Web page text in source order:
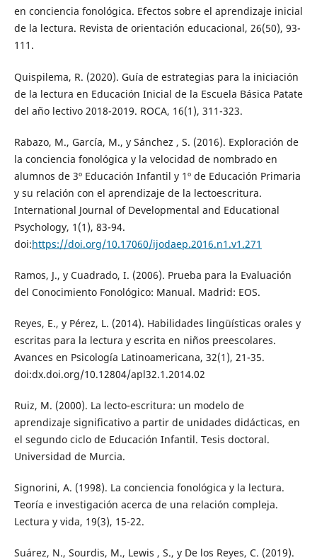
en conciencia fonológica. Efectos sobre el aprendizaje inicial
de la lectura. Revista de orientación educacional, 26(50), 93-
111.
Quispilema, R. (2020). Guía de estrategias para la iniciación
de la lectura en Educación Inicial de la Escuela Básica Patate
del año lectivo 2018-2019. ROCA, 16(1), 311-323.
Rabazo, M., García, M., y Sánchez , S. (2016). Exploración de
la conciencia fonológica y la velocidad de nombrado en
alumnos de 3º Educación Infantil y 1º de Educación Primaria
y su relación con el aprendizaje de la lectoescritura.
International Journal of Developmental and Educational
Psychology, 1(1), 83-94.
doi:https://doi.org/10.17060/ijodaep.2016.n1.v1.271
Ramos, J., y Cuadrado, I. (2006). Prueba para la Evaluación
del Conocimiento Fonológico: Manual. Madrid: EOS.
Reyes, E., y Pérez, L. (2014). Habilidades lingüísticas orales y
escritas para la lectura y escrita en niños preescolares.
Avances en Psicología Latinoamericana, 32(1), 21-35.
doi:dx.doi.org/10.12804/apl32.1.2014.02
Ruiz, M. (2000). La lecto-escritura: un modelo de
aprendizaje significativo a partir de unidades didácticas, en
el segundo ciclo de Educación Infantil. Tesis doctoral.
Universidad de Murcia.
Signorini, A. (1998). La conciencia fonológica y la lectura.
Teoría e investigación acerca de una relación compleja.
Lectura y vida, 19(3), 15-22.
Suárez, N., Sourdis, M., Lewis , S., y De los Reyes, C. (2019).